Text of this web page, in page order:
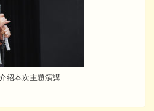
紹本次主題演講